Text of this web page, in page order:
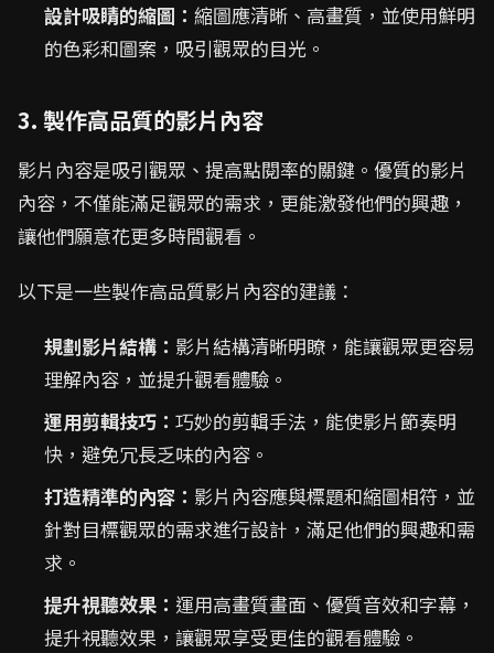
設計吸睛的縮圖： 縮圖應清晰、高畫質，並使用鮮明
的色彩和圖案，吸引觀眾的目光。
3. 製作高品質的影片內容
影片內容是吸引觀眾、提高點閱率的關鍵。優質的影片
內容，不僅能滿足觀眾的需求，更能激發他們的興趣，
讓他們願意花更多時間觀看。
以下是一些製作高品質影片內容的建議：
規劃影片結構： 影片結構清晰明瞭，能讓觀眾更容易
理解內容，並提升觀看體驗。
運用剪輯技巧： 巧妙的剪輯手法，能使影片節奏明
快，避免冗長乏味的內容。
打造精準的內容： 影片內容應與標題和縮圖相符，並
針對目標觀眾的需求進行設計，滿足他們的興趣和需
求。
提升視聽效果： 運用高畫質畫面、優質音效和字幕，
提升視聽效果，讓觀眾享受更佳的觀看體驗。